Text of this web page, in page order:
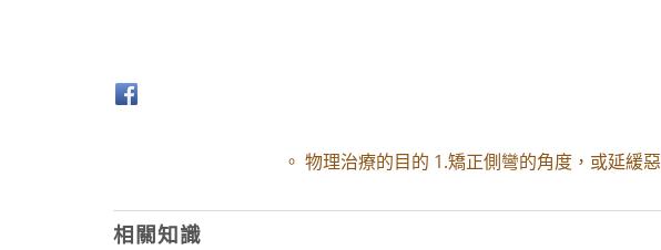
。 物理治療的目的 1.矯正側彎的角度，或延緩
相關知識